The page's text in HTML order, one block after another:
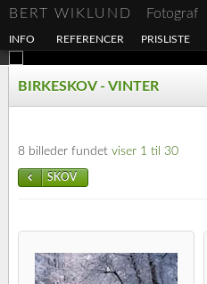
BERT WIKLUND Fotograf
INFO REFERENCER PRISLISTE
BIRKESKOV - VINTER
8 billeder fundet viser 1 til 30
SKOV